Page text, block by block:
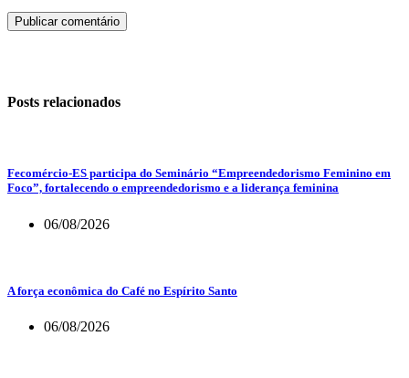
Publicar comentário
Posts relacionados
Fecomércio-ES participa do Seminário “Empreendedorismo Feminino em
Foco”, fortalecendo o empreendedorismo e a liderança feminina
06/08/2026
A força econômica do Café no Espírito Santo
06/08/2026